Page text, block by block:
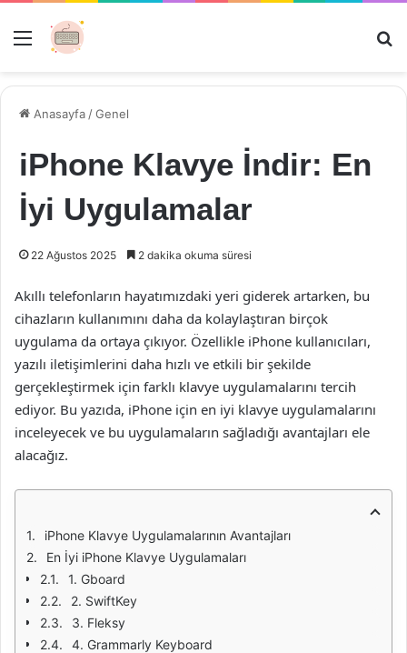
Menü
Anasayfa /Genel
iPhone Klavye İndir: En
İyi Uygulamalar
22 Ağustos 2025 2 dakika okuma süresi
Akıllı telefonların hayatımızdaki yeri giderek artarken, bu
cihazların kullanımını daha da kolaylaştıran birçok
uygulama da ortaya çıkıyor. Özellikle iPhone kullanıcıları,
yazılı iletişimlerini daha hızlı ve etkili bir şekilde
gerçekleştirmek için farklı klavye uygulamalarını tercih
ediyor. Bu yazıda, iPhone için en iyi klavye uygulamalarını
inceleyecek ve bu uygulamaların sağladığı avantajları ele
alacağız.
iPhone Klavye Uygulamalarının Avantajları
En İyi iPhone Klavye Uygulamaları
1. Gboard
2. SwiftKey
3. Fleksy
4. Grammarly Keyboard